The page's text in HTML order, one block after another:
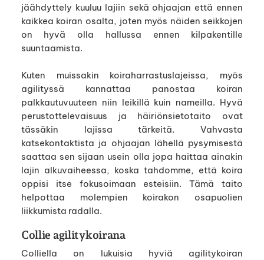
jäähdyttely kuuluu lajiin sekä ohjaajan että ennen
kaikkea koiran osalta, joten myös näiden seikkojen
on hyvä olla hallussa ennen kilpakentille
suuntaamista.
Kuten muissakin koiraharrastuslajeissa, myös
agilityssä kannattaa panostaa koiran
palkkautuvuuteen niin leikillä kuin nameilla. Hyvä
perustottelevaisuus ja häiriönsietotaito ovat
tässäkin lajissa tärkeitä. Vahvasta
katsekontaktista ja ohjaajan lähellä pysymisestä
saattaa sen sijaan usein olla jopa haittaa ainakin
lajin alkuvaiheessa, koska tahdomme, että koira
oppisi itse fokusoimaan esteisiin. Tämä taito
helpottaa molempien koirakon osapuolien
liikkumista radalla.
Collie agilitykoirana
Colliella on lukuisia hyviä agilitykoiran